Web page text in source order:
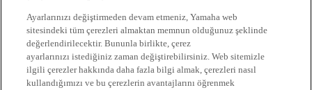
Ayarlarınızı değiştirmeden devam etmeniz, Yamaha web
sitesindeki tüm çerezleri almaktan memnun olduğunuz şeklinde
değerlendirilecektir. Bununla birlikte, çerez
ayarlarınızı istediğiniz zaman değiştirebilirsiniz. Web sitemizle
ilgili çerezler hakkında daha fazla bilgi almak, çerezleri nasıl
kullandığımızı ve bu çerezlerin avantajlarını öğrenmek